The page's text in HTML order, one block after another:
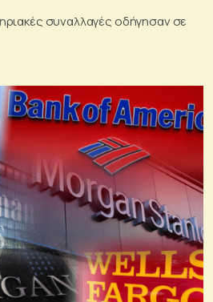
συναλλαγές οδήγησαν σε